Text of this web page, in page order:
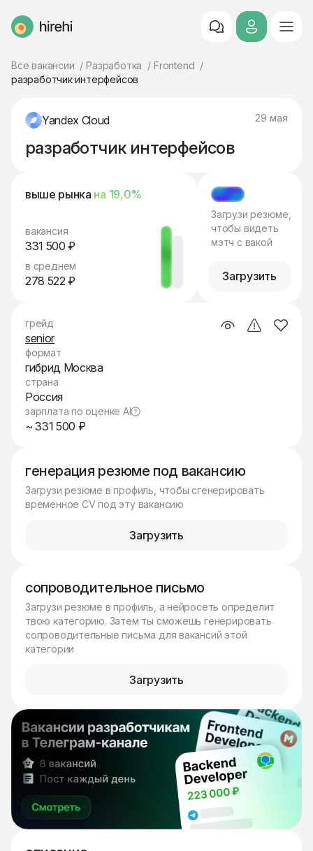
HireHi
Все вакансии Разработка
Frontend
разработчик интерфейсов
Yandex Cloud 29 мая
разработчик интерфейсов
выше рынка на 19,0%
вакансия
331 500 ₽
в среднем
278 522 ₽
МЭТЧ
Загрузи резюме,
чтобы видеть
мэтч с вакой
Загрузить
генерация резюме под вакансию
Загрузи резюме в профиль, чтобы сгенерировать
временное CV под эту вакансию
Загрузить
сопроводительное письмо
Загрузи резюме в профиль, а нейросеть определит
твою категорию. Затем ты сможешь генерировать
сопроводительные письма для вакансий этой
категории
Загрузить
грейд
senior
формат
гибрид Москва
страна
Россия
зарплата по оценке AI
~ 331 500 ₽